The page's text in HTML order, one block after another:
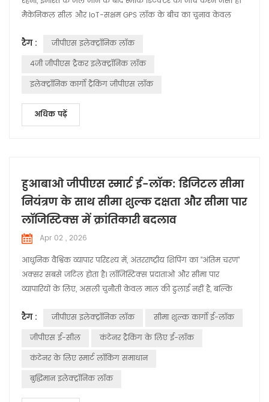
मैकेनिकल सील और IoT-सक्षम GPS लॉक के बीच का चुनाव केवल
उसे रोकने के बीच एक रणनीतिक विकल्प है। एक विशिष्ट निर्माता के रूप
में हुआबाओ , हम ' हमने देखा है कि पारंपरिक सील बोल्ट पर नहीं, बल्कि
टैग :
जीपीएस इलेक्ट्रॉनिक लॉक
4जी जीपीएस ट्रैकर इलेक्ट्रॉनिक लॉक
इलेक्ट्रॉनिक कार्गो ट्रैकिंग जीपीएस लॉक
अधिक पढ़ें
हुआबाओ जीपीएस स्मार्ट ई-लॉक: डिजिटल सीमा
नियंत्रण के साथ सीमा शुल्क दक्षता और सीमा पार
लॉजिस्टिक्स में क्रांतिकारी बदलाव
Apr 02 , 2026
आधुनिक वैश्विक व्यापार परिदृश्य में, अंतरराष्ट्रीय शिपिंग का "अंतिम चरण"
अक्सर सबसे जटिल होता है। लॉजिस्टिक्स प्रदाताओं और सीमा पार
व्यापारियों के लिए, असली चुनौती केवल माल की ढुलाई नहीं है, बल्कि
निपटना है। जैसे-जैसे दुनिया भर में "स्मार्ट कस्टम्स" पहल को गति मिल रही
है, हुआबाओ जीपीएस-सक्षम स्मार्ट ई-लॉक यह एक प्रमुख आधारभूत
टैग : जीपीएस इलेक्ट्रॉनिक लॉक
सीमा शुल्क कार्गो ई-लॉक
जीपीएस ई-सील
कंटेनर ट्रैकिंग के लिए ई-लॉक
कंटेनर के लिए स्मार्ट लॉकिंग समाधान
बुद्धिमान इलेक्ट्रॉनिक लॉक